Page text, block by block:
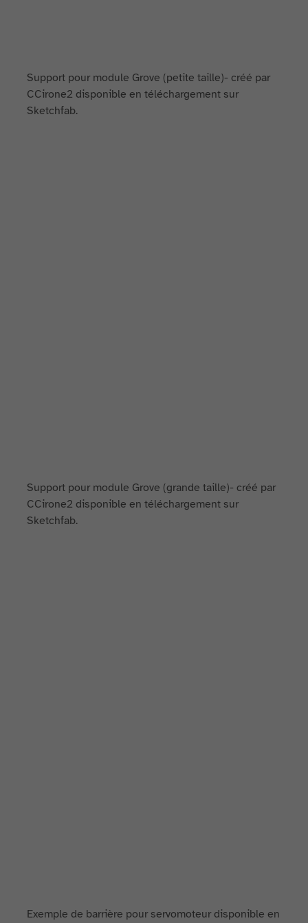
Support pour module Grove (petite taille)- créé par
CCirone2 disponible en téléchargement sur
Sketchfab.
Support pour module Grove (grande taille)- créé par
CCirone2 disponible en téléchargement sur
Sketchfab.
Exemple de barrière pour servomoteur disponible en